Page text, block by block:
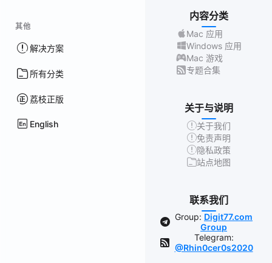
其他
解决方案
所有分类
荔枝正版
English
内容分类
Mac 应用
Windows 应用
Mac 游戏
专题合集
关于与说明
关于我们
免责声明
隐私政策
站点地图
联系我们
Group: Digit77.com
Group
Telegram:
@Rhin0cer0s2020